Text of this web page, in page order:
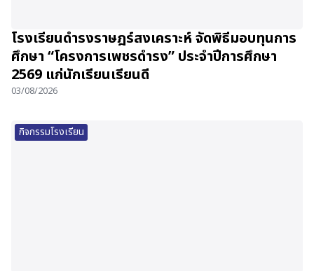
โรงเรียนดำรงราษฎร์สงเคราะห์ จัดพิธีมอบทุนการ
ศึกษา “โครงการเพชรดำรง” ประจำปีการศึกษา
2569 แก่นักเรียนเรียนดี
03/08/2026
กิจกรรมโรงเรียน